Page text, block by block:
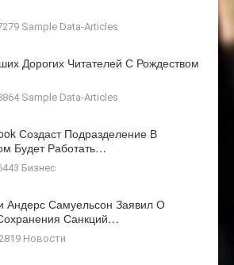
Sample Data-Articles
Дорогих Читателей С Рождеством
Sample Data-Articles
Создаст Подразделение В
Будет Работать…
Бизнес
Андерс Самуельсон Заявил О
Санкций…
Новости